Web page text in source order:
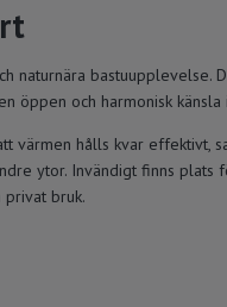
naturnära bastuupplevelse.
öppen och harmonisk känsla
värmen hålls kvar effektivt,
ytor. Invändigt finns
bruk.